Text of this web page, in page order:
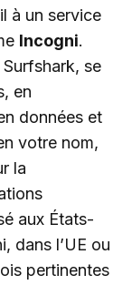
à un service
Incogni.
se
en
données et
votre nom,
la
aux États-
dans l’UE ou
pertinentes